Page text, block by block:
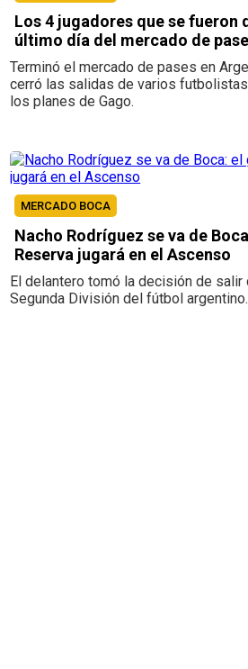
Los 4 jugadores que se fueron
último día del mercado de
Terminó el mercado de pases en
cerró las salidas de varios
los planes de Gago.
MERCADO BOCA
Nacho Rodríguez se va de
Reserva jugará en el Ascenso
El delantero tomó la decisión de salir
Segunda División del fútbol argentino.